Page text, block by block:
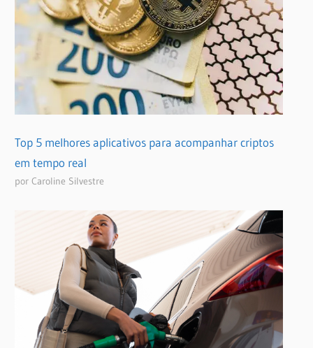
Top 5 melhores aplicativos para acompanhar criptos
em tempo real
por Caroline Silvestre